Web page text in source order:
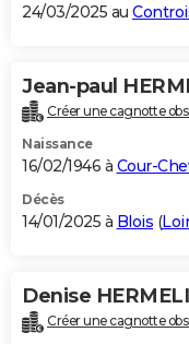
24/03/2025 au
Jean-paul
Créer une cagnotte
Naissance
16/02/1946 à Cour-
Décès
14/01/2025 à Blois (
Denise
Créer une cagnotte